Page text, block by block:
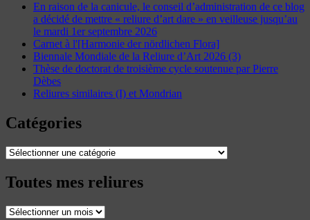
En raison de la canicule, le conseil d’administration de ce blog
a décidé de mettre « reliure d’art dare » en veilleuse jusqu’au
le mardi 1er septembre 2026
Carnet à l'[Harmonie der nördlichen Flora]
Biennale Mondiale de la Reliure d’Art 2026 (3)
Thèse de doctorat de troisième cycle soutenue par Pierre
Dèbes
Reliures similaires (I) et Mondrian
Catégories
Catégories
Toutes mes reliures
Toutes